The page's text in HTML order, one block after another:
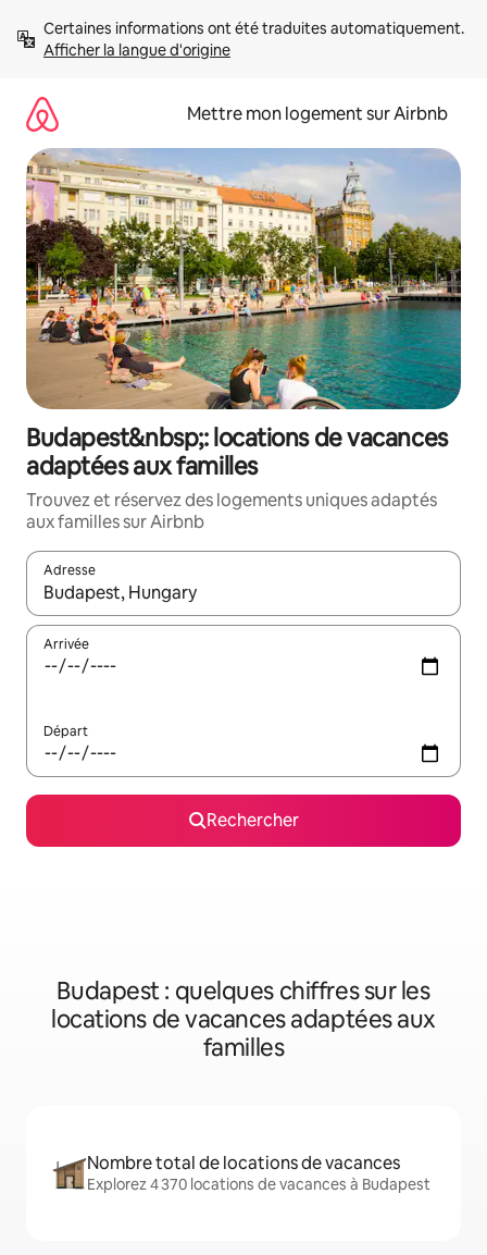
directement
Afficher la langue d'origine
Mettre mon logement sur Airbnb
Budapest&nbsp;: locations de vacances
adaptées aux familles
Trouvez et réservez des logements uniques adaptés
aux familles sur Airbnb
Adresse
Lorsque les résultats s'affichent, utilisez les flèches vers le
Arrivée
Départ
Rechercher
Budapest : quelques chiffres sur les
locations de vacances adaptées aux
familles
Nombre total de locations de vacances
Explorez 4 370 locations de vacances à Budapest